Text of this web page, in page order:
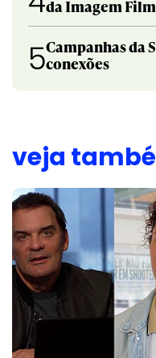
da Imagem
5Campanhas da
conexões
veja